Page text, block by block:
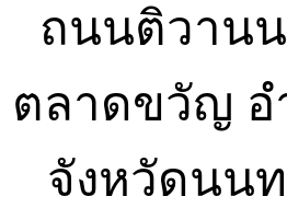
ถนนติวาน
ตลาดขวัญ อ
จังหวัดนน